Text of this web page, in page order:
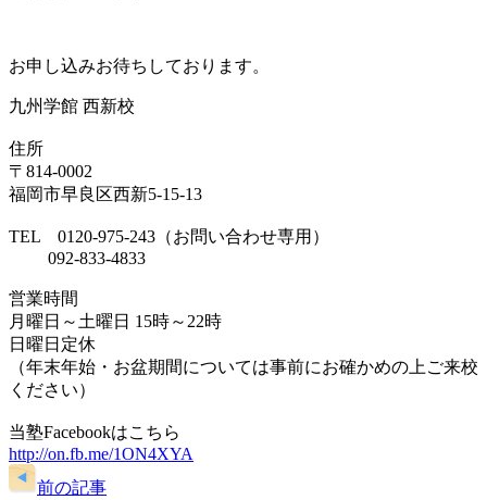
お申し込みお待ちしております。
九州学館 西新校
住所
〒814-0002
福岡市早良区西新5-15-13
TEL 0120-975-243（お問い合わせ専用）
092-833-4833
営業時間
月曜日～土曜日 15時～22時
日曜日定休
（年末年始・お盆期間については事前にお確かめの上ご来校
ください）
当塾Facebookはこちら
http://on.fb.me/1ON4XYA
前の記事